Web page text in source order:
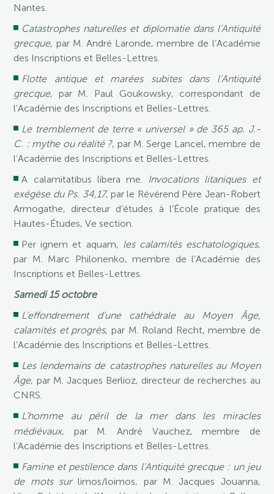
Nantes.
Catastrophes naturelles et diplomatie dans l’Antiquité
grecque, par M. André Laronde, membre de l’Académie
des Inscriptions et Belles-Lettres.
Flotte antique et marées subites dans l’Antiquité
grecque, par M. Paul Goukowsky, correspondant de
l’Académie des Inscriptions et Belles-Lettres.
Le tremblement de terre « universel » de 365 ap. J.-
C. : mythe ou réalité ?, par M. Serge Lancel, membre de
l’Académie des Inscriptions et Belles-Lettres.
A calamitatibus libera me. Invocations litaniques et
exégèse du Ps. 34,17, par le Révérend Père Jean-Robert
Armogathe, directeur d’études à l’École pratique des
Hautes-Études, Ve section.
Per ignem et aquam, les calamités eschatologiques,
par M. Marc Philonenko, membre de l’Académie des
Inscriptions et Belles-Lettres.
Samedi 15 octobre
L’effondrement d’une cathédrale au Moyen Âge,
calamités et progrès, par M. Roland Recht, membre de
l’Académie des Inscriptions et Belles-Lettres.
Les lendemains de catastrophes naturelles au Moyen
Âge, par M. Jacques Berlioz, directeur de recherches au
CNRS.
L’homme au péril de la mer dans les miracles
médiévaux, par M. André Vauchez, membre de
l’Académie des Inscriptions et Belles-Lettres.
Famine et pestilence dans l’Antiquité grecque : un jeu
de mots surlimos/loimos, par M. Jacques Jouanna,